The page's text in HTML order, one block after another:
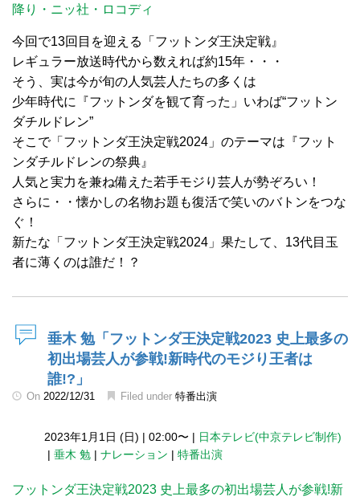
降り・ニッ社・ロコディ
今回で13回目を迎える「フットンダ王決定戦』
レギュラー放送時代から数えれば約15年・・・
そう、実は今が旬の人気芸人たちの多くは
少年時代に『フットンダを観て育った」いわば“フットン
ダチルドレン”
そこで「フットンダ王決定戦2024」のテーマは『フット
ンダチルドレンの祭典』
人気と実力を兼ね備えた若手モジり芸人が勢ぞろい！
さらに・・懐かしの名物お題も復活で笑いのバトンをつな
ぐ！
新たな「フットンダ王決定戦2024」果たして、13代目玉
者に薄くのは誰だ！？
垂木 勉「フットンダ王決定戦2023 史上最多の
初出場芸人が参戦!新時代のモジり王者は
誰!?」
On 2022/12/31 Filed under 特番出演
2023年1月1日 (日) | 02:00〜 | 日本テレビ(中京テレビ制作)
| 垂木 勉 | ナレーション | 特番出演
フットンダ王決定戦2023 史上最多の初出場芸人が参戦!新